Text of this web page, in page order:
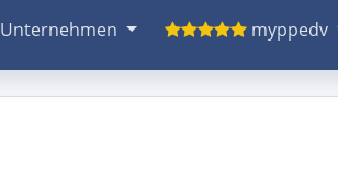
Unternehmen myppedv